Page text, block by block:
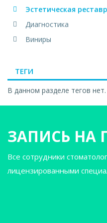
Эстетическая
Диагностика
Виниры
ТЕГИ
В данном разделе тегов нет.
ЗАПИСЬ НА
Все сотрудники
лицензированными